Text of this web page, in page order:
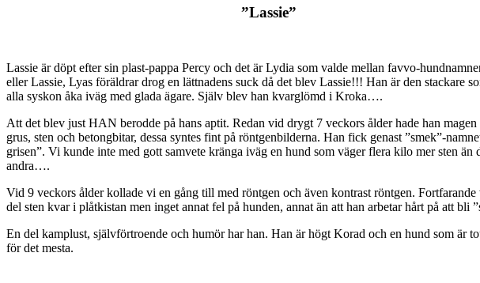
”Lassie”
Lassie är döpt efter sin plast-pappa Percy och det är Lydia som valde mellan favvo-
eller Lassie, Lyas föräldrar drog en lättnadens suck då det blev Lassie!!! Han är den stackare
alla syskon åka iväg med glada ägare. Själv blev han kvarglömd i Kroka….
Att det blev just HAN berodde på hans aptit. Redan vid drygt 7 veckors ålder hade han
grus, sten och betongbitar, dessa syntes fint på röntgenbilderna. Han fick genast ”smek”-
grisen”. Vi kunde inte med gott samvete kränga iväg en hund som väger flera kilo mer sten än
andra….
Vid 9 veckors ålder kollade vi en gång till med röntgen och även kontrast röntgen. Fortfarande
del sten kvar i plåtkistan men inget annat fel på hunden, annat än att han arbetar hårt på att bli
En del kamplust, självförtroende och humör har han. Han är högt Korad och en hund som är
för det mesta.